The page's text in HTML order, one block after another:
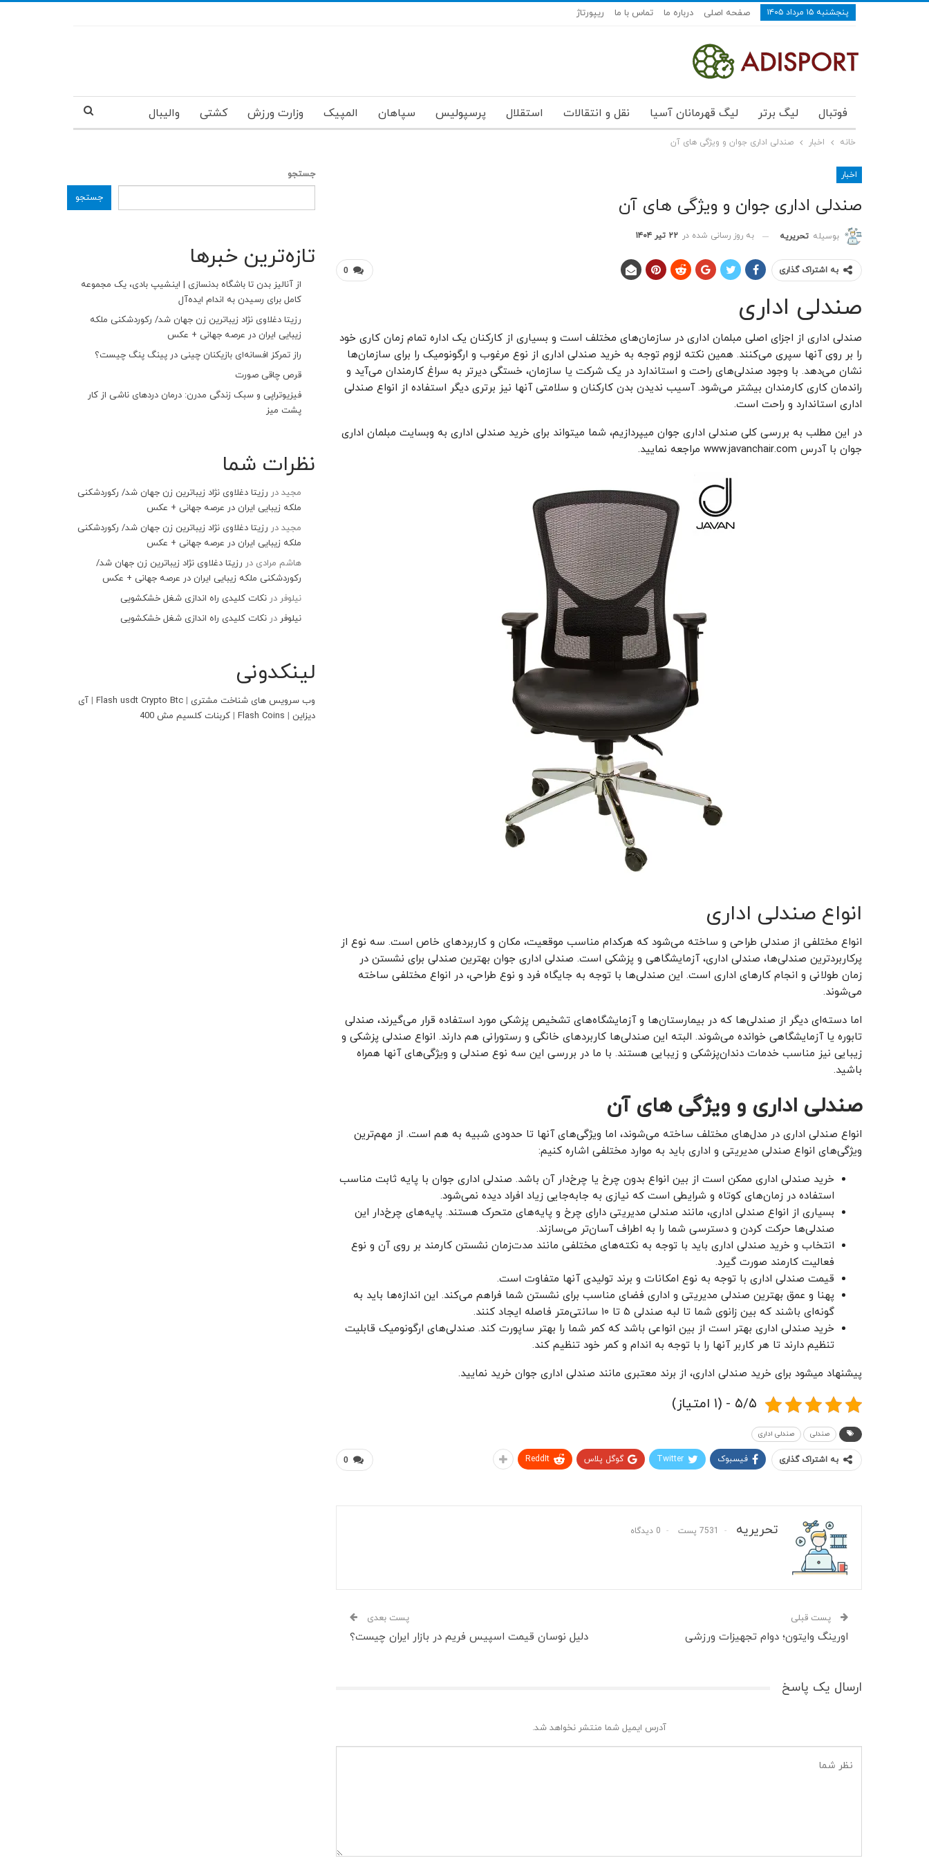
پنجشنبه ۱۵ مرداد ۱۴۰۵ صفحه اصلی درباره ما تماس با ما ریپورتاژ
فوتبال لیگ برتر لیگ قهرمانان آسیا نقل و انتقالات استقلال پرسپولیس سپاهان المپیک وزارت ورزش کشتی والیبال
خانه اخبار صندلی اداری جوان و ویژگی های آن
اخبار
صندلی اداری جوان و ویژگی های آن
بوسیله تحریریه به روز رسانی شده در ۲۲ تیر ۱۴۰۴
0 به اشتراک گذاری
صندلی اداری
صندلی اداری از اجزای اصلی مبلمان اداری در سازمان‌های مختلف است و بسیاری از کارکنان یک اداره تمام زمان کاری خود
را بر روی آنها سپری می‌کنند. همین نکته لزوم توجه به خرید صندلی اداری از نوع مرغوب و ارگونومیک را برای سازمان‌ها
نشان می‌دهد. با وجود صندلی‌های راحت و استاندارد در یک شرکت یا سازمان، خستگی دیرتر به سراغ کارمندان می‌آید و
راندمان کاری کارمندان بیشتر می‌شود. آسیب ندیدن بدن کارکنان و سلامتی آنها نیز برتری دیگر استفاده از انواع صندلی
اداری استاندارد و راحت است.
در این مطلب به بررسی کلی صندلی اداری جوان میپردازیم، شما میتواند برای خرید صندلی اداری به وبسایت مبلمان اداری
جوان با آدرس www.javanchair.com مراجعه نمایید.
انواع صندلی اداری
انواع مختلفی از صندلی طراحی و ساخته می‌شود که هرکدام مناسب موقعیت، مکان و کاربردهای خاص است. سه نوع از
پرکاربردترین صندلی‌ها، صندلی اداری، آزمایشگاهی و پزشکی است. صندلی اداری جوان بهترین صندلی برای نشستن در
زمان طولانی و انجام کارهای اداری است. این صندلی‌ها با توجه به جایگاه فرد و نوع طراحی، در انواع مختلفی ساخته
می‌شوند.
اما دسته‌ای دیگر از صندلی‌ها که در بیمارستان‌ها و آزمایشگاه‌های تشخیص پزشکی مورد استفاده قرار می‌گیرند، صندلی
تابوره یا آزمایشگاهی خوانده می‌شوند. البته این صندلی‌ها کاربردهای خانگی و رستورانی هم دارند. انواع صندلی پزشکی و
زیبایی نیز مناسب خدمات دندان‌پزشکی و زیبایی هستند. با ما در بررسی این سه نوع صندلی و ویژگی‌های آنها همراه
باشید.
صندلی اداری و ویژگی های آن
انواع صندلی اداری در مدل‌های مختلف ساخته می‌شوند، اما ویژگی‌های آنها تا حدودی شبیه به هم است. از مهم‌ترین
ویژگی‌های انواع صندلی مدیریتی و اداری باید به موارد مختلفی اشاره کنیم:
خرید صندلی اداری ممکن است از بین انواع بدون چرخ یا چرخ‌دار آن باشد. صندلی اداری جوان با پایه ثابت مناسب
استفاده در زمان‌های کوتاه و شرایطی است که نیازی به جابه‌جایی زیاد افراد دیده نمی‌شود.
بسیاری از انواع صندلی اداری، مانند صندلی مدیریتی دارای چرخ و پایه‌های متحرک هستند. پایه‌های چرخ‌دار این
صندلی‌ها حرکت کردن و دسترسی شما را به اطراف آسان‌تر می‌سازند.
انتخاب و خرید صندلی اداری باید با توجه به نکته‌های مختلفی مانند مدت‌زمان نشستن کارمند بر روی آن و نوع
فعالیت کارمند صورت گیرد.
قیمت صندلی اداری با توجه به نوع امکانات و برند تولیدی آنها متفاوت است.
پهنا و عمق بهترین صندلی مدیریتی و اداری فضای مناسب برای نشستن شما فراهم می‌کند. این اندازه‌ها باید به
گونه‌ای باشند که بین زانوی شما تا لبه صندلی ۵ تا ۱۰ سانتی‌متر فاصله ایجاد کنند.
خرید صندلی اداری بهتر است از بین انواعی باشد که کمر شما را بهتر ساپورت کند. صندلی‌های ارگونومیک قابلیت
تنظیم دارند تا هر کاربر آنها را با توجه به اندام و کمر خود تنظیم کند.
پیشنهاد میشود برای خرید صندلی اداری، از برند معتبری مانند صندلی اداری جوان خرید نمایید.
۵/۵ - (۱ امتیاز)
صندلی صندلی اداری
0 به اشتراک گذاری فیسبوک Twitter گوگل پلاس ReddIt
تحریریه 7531 پست 0 دیدگاه
پست قبلی
اورینگ وایتون؛ دوام تجهیزات ورزشی
پست بعدی
دلیل نوسان قیمت اسپیس فریم در بازار ایران چیست؟
ارسال یک پاسخ
آدرس ایمیل شما منتشر نخواهد شد.
جستجو
جستجو
تازه‌ترین خبرها
از آنالیز بدن تا باشگاه بدنسازی | اینشیپ بادی، یک مجموعه
کامل برای رسیدن به اندام ایده‌آل
رزیتا دغلاوی نژاد زیباترین زن جهان شد/ رکوردشکنی ملکه
زیبایی ایران در عرصه جهانی + عکس
راز تمرکز افسانه‌ای بازیکنان چینی در پینگ پنگ چیست؟
قرص چاقی صورت
فیزیوتراپی و سبک زندگی مدرن: درمان دردهای ناشی از کار
پشت میز
نظرات شما
مجیددر رزیتا دغلاوی نژاد زیباترین زن جهان شد/ رکوردشکنی
ملکه زیبایی ایران در عرصه جهانی + عکس
مجیددر رزیتا دغلاوی نژاد زیباترین زن جهان شد/ رکوردشکنی
ملکه زیبایی ایران در عرصه جهانی + عکس
هاشم مرادی در رزیتا دغلاوی نژاد زیباترین زن جهان شد/
رکوردشکنی ملکه زیبایی ایران در عرصه جهانی + عکس
نیلوفر در نکات کلیدی راه اندازی شغل خشکشویی
نیلوفر در نکات کلیدی راه اندازی شغل خشکشویی
لینکدونی
وب سرویس های شناخت مشتری |
Flash usdt Crypto Btc
| آی
دیزاین|
Flash Coins
| کربنات کلسیم مش 400